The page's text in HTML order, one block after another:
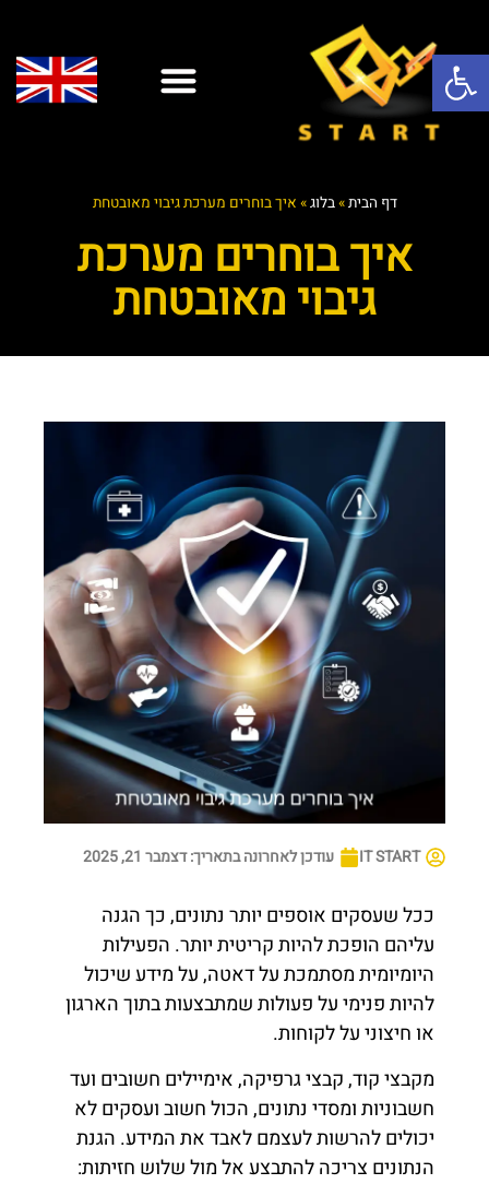
דף הבית»בלוג» איך בוחרים מערכת גיבוי מאובטחת
איך בוחרים מערכת
גיבוי מאובטחת
IT START עודכן לאחרונה בתאריך:דצמבר 21, 2025
ככל שעסקים אוספים יותר נתונים, כך הגנה
עליהם הופכת להיות קריטית יותר. הפעילות
היומיומית מסתמכת על דאטה, על מידע שיכול
להיות פנימי על פעולות שמתבצעות בתוך הארגון
או חיצוני על לקוחות.
מקבצי קוד, קבצי גרפיקה, אימיילים חשובים ועד
חשבוניות ומסדי נתונים, הכול חשוב ועסקים לא
יכולים להרשות לעצמם לאבד את המידע. הגנת
הנתונים צריכה להתבצע אל מול שלוש חזיתות:
פתח סרגל נגישות